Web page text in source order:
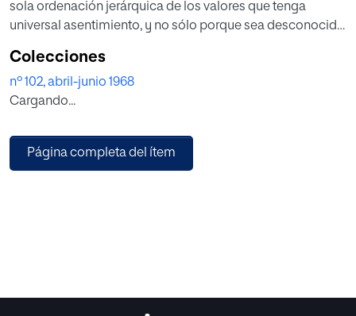
sola ordenación jerárquica de los valores que tenga
universal asentimiento, y no sólo porque sea desconocida
antitéticas, que simultáneamente se dan en torno nuestro
y que hacen tan difícil la convivencia. Todas las escuelas
relativistas han subrayado la subjetividad de todos los
tenido más que abrir los ojos a la Historia o consignar las
disparidades en los valores de las sociedades
Colecciones
nº 102, abril-junio 1968
Cargando...
Página completa del ítem